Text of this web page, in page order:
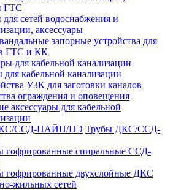
ГТС
сетей водоснабжения и
аксессуары
запорные устройства для
ГТС и КК
для кабельной канализации
УЗК для заготовки каналов
ограждения и оповещения
аксессуары для кабельной
Трубы ДКС/ССД-
гофрированные спиральные ССД-
гофрированные двухслойные ДКС
жильных сетей